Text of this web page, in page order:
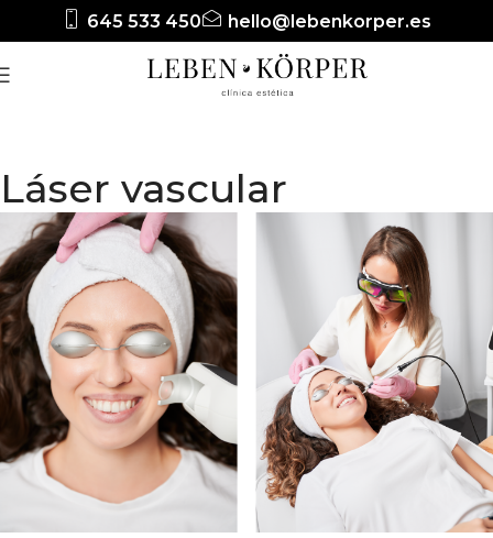
645 533 450 hello@lebenkorper.es
Láser vascular